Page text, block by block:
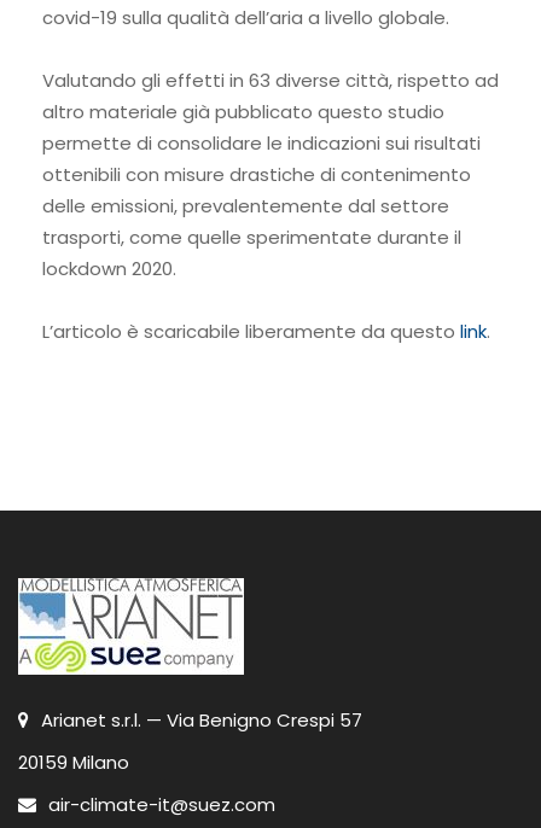
covid-19 sulla qualità dell’aria a livello globale.
Valutando gli effetti in 63 diverse città, rispetto ad
altro materiale già pubblicato questo studio
permette di consolidare le indicazioni sui risultati
ottenibili con misure drastiche di contenimento
delle emissioni, prevalentemente dal settore
trasporti, come quelle sperimentate durante il
lockdown 2020.
L’articolo è scaricabile liberamente da questo link.
Arianet s.r.l. — Via Benigno Crespi 57
20159 Milano
air-climate-it@suez.com